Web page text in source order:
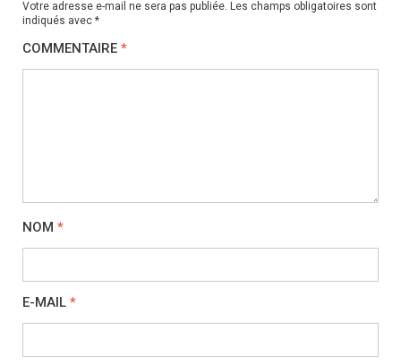
Votre adresse e-mail ne sera pas publiée. Les champs obligatoires sont
indiqués avec *
COMMENTAIRE *
NOM *
E-MAIL *